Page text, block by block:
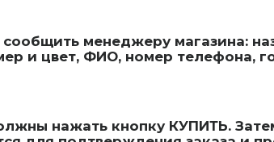
менеджеру магазина:
и цвет, ФИО, номер телефона,
нажать кнопку КУПИТЬ.